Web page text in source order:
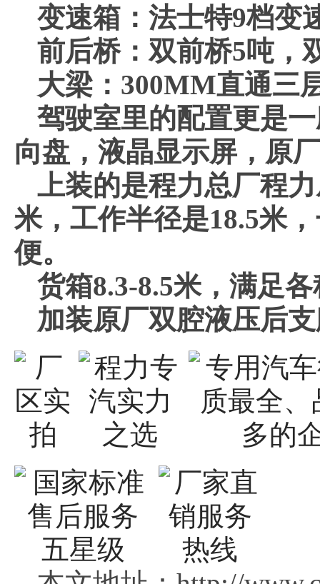
变速箱：法士特9档变
前后桥：双前桥5吨，
大梁：300MM直通三
驾驶室里的配置更是
向盘，液晶显示屏，原
上装的是程力总厂程
米，工作半径是18.5米
便。
货箱8.3-8.5米，满足
加装原厂双腔液压后